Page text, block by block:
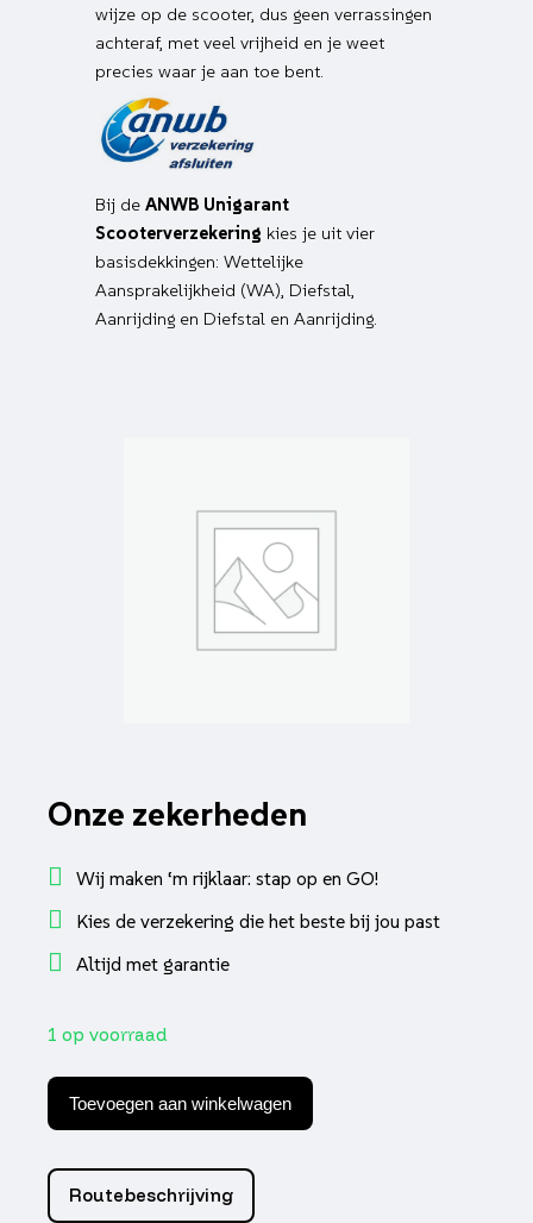
wijze op de scooter, dus geen verrassingen
achteraf, met veel vrijheid en je weet
precies waar je aan toe bent.
Bij de ANWB Unigarant
Scooterverzekering kies je uit vier
basisdekkingen: Wettelijke
Aansprakelijkheid (WA), Diefstal,
Aanrijding en Diefstal en Aanrijding.
Onze zekerheden
Wij maken ‘m rijklaar: stap op en GO!
Kies de verzekering die het beste bij jou past
Altijd met garantie
1 op voorraad
Kymco
origineel
euro-
agility
delivery
Toevoegen aan winkelwagen
Routebeschrijving